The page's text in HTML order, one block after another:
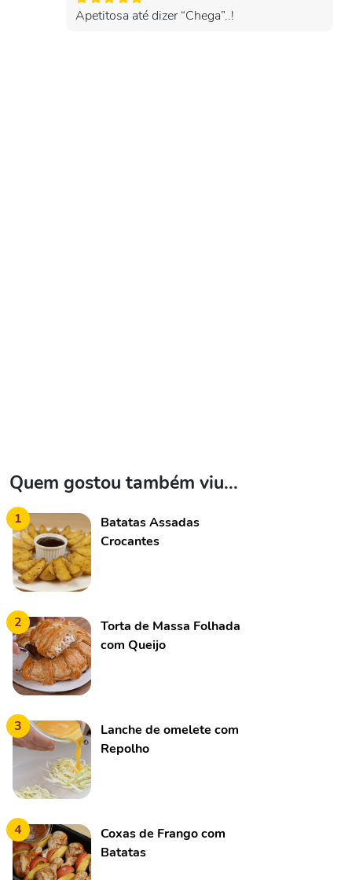
Apetitosa até dizer “Chega”..!
Quem gostou também viu...
1
Batatas Assadas
Crocantes
2
Torta de Massa Folhada
com Queijo
3
Lanche de omelete com
Repolho
4
Coxas de Frango com
Batatas